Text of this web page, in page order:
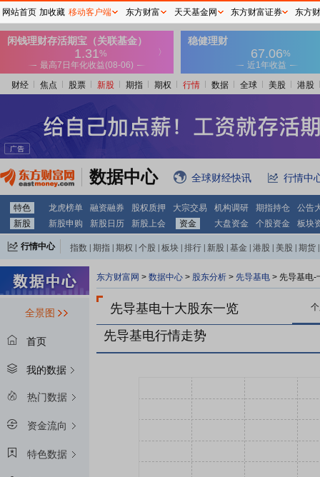
财经 焦点 股票 新股 期指 期权 行情 数据 全球 美股 港股
数据中心 全球财经快讯 行情中
特色 龙虎榜单 融资融券 股权质押 大宗交易 机构调研 期指持仓
公告
新股
新股申购 新股日历 新股上会 资金 大盘资金 个股资金 板块
行情中心 指数 期指 期权 个股 板块 排行 新股 基金 港股 美股 期货
全景图
首页
我的数据
热门数据
资金流向
特色数据
东方财富网 > 数据中心 > 股东分析 > 先导基电 > 先导基电-
先导基电十大股东一览
先导基电行情走势
网站首页 加收藏 移动客户端 东方财富 天天基金网 东方财富证券 东方